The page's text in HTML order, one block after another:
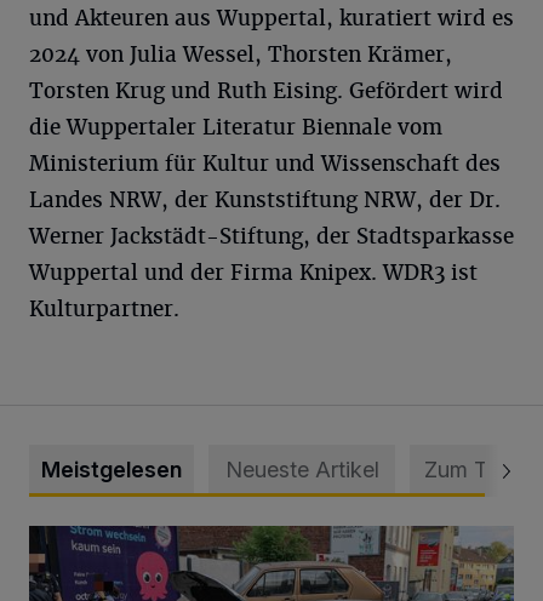
und Akteuren aus Wuppertal, kuratiert wird es
2024 von Julia Wessel, Thorsten Krämer,
Torsten Krug und Ruth Eising. Gefördert wird
die Wuppertaler Literatur Biennale vom
Ministerium für Kultur und Wissenschaft des
Landes NRW, der Kunststiftung NRW, der Dr.
Werner Jackstädt-Stiftung, der Stadtsparkasse
Wuppertal und der Firma Knipex. WDR3 ist
Kulturpartner.
Meistgelesen Neueste Artikel Zum Thema
Schwerer Unfall mit 2,48 Promille